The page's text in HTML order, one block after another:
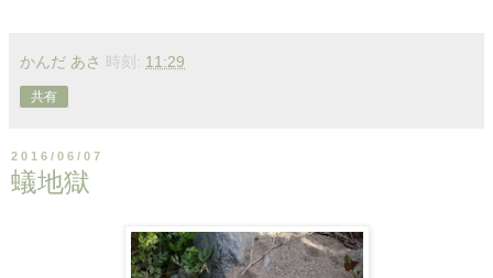
かんだ あさ 時刻: 11:29
共有
2016/06/07
蟻地獄